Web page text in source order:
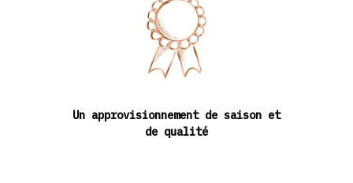
Un approvisionnement de saison et
de qualité